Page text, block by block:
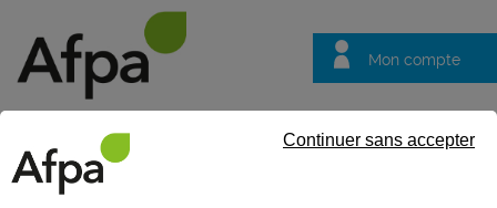
Mon compte
questions
Continuer sans accepter